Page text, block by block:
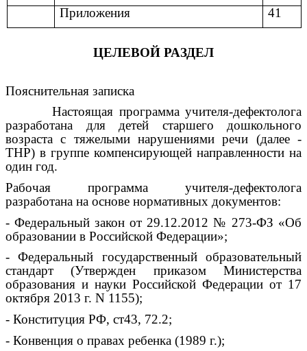
Приложения
41
ЦЕЛЕВОЙ РАЗДЕЛ
Пояснительная записка
Настоящая программа учителя-дефектолога
разработана для детей старшего дошкольного
возраста с тяжелыми нарушениями речи (далее -
ТНР) в группе компенсирующей направленности на
один год.
Рабочая программа учителя-дефектолога
разработана на основе нормативных документов:
- Федеральный закон от 29.12.2012 № 273-ФЗ «Об
образовании в Российской Федерации»;
- Федеральный государственный образовательный
стандарт (Утвержден приказом Министерства
образования и науки Российской Федерации от 17
октября 2013 г. N 1155);
- Конституция РФ, ст43, 72.2;
- Конвенция о правах ребенка (1989 г.);